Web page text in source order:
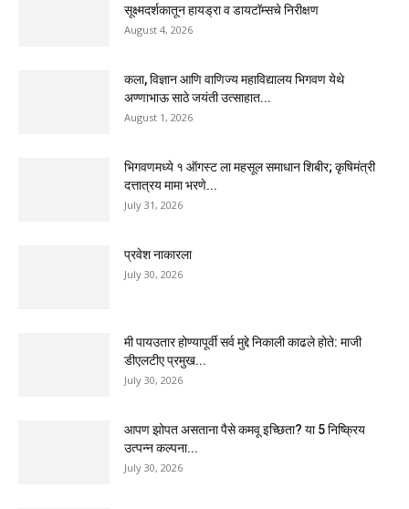
सूक्ष्मदर्शकातून हायड्रा व डायटॉम्सचे निरीक्षण
August 4, 2026
कला, विज्ञान आणि वाणिज्य महाविद्यालय भिगवण येथे
अण्णाभाऊ साठे जयंती उत्साहात...
August 1, 2026
भिगवणमध्ये १ ऑगस्ट ला महसूल समाधान शिबीर; कृषिमंत्री
दत्तात्रय मामा भरणे...
July 31, 2026
प्रवेश नाकारला
July 30, 2026
मी पायउतार होण्यापूर्वी सर्व मुद्दे निकाली काढले होते: माजी
डीएलटीए प्रमुख...
July 30, 2026
आपण झोपत असताना पैसे कमवू इच्छिता? या 5 निष्क्रिय
उत्पन्न कल्पना...
July 30, 2026